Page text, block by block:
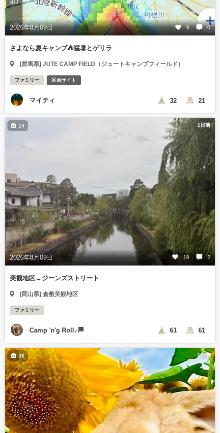
2026年8月09日 9 0
さよなら夏キャンプ⛺️猛暑とゲリラ
[群馬県] JUTE CAMP FIELD（ジュートキャンプフィールド）
ファミリー 区画サイト
マイティ 32 21
1日前
2026年8月09日 19 2
14
美観地区→ジーンズストリート
[岡山県] 倉敷美観地区
ファミリー
Camp 'n'g Roll♪🏁 61 61
1日前
30